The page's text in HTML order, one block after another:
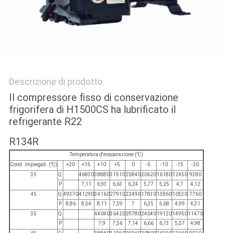
Descrizione di prodotto
Il compressore fisso di conservazione
frigorifera di H1500CS ha lubrificato il
refrigerante R22
R134R
Temperatura d'evaporazione (℃)
Cond. Impiegati. (℃)
+20 +15 +10 +5 0 -5 -10 -15
-20
35
Q 46830388803191025840206201618012450 9380
P
7,11 6,93 6,63 6,24 5,77 5,25 4,7
4,12
45
Q 4937041290341602791022490178301386010530 7760
P
8,86 8,54 8,11 7,59 7 6,35 5,68 4,99
4,31
35
Q 44040364202978024040191201495011470
P
7,9 7,56 7,14 6,66 6,13 5,57
4,98